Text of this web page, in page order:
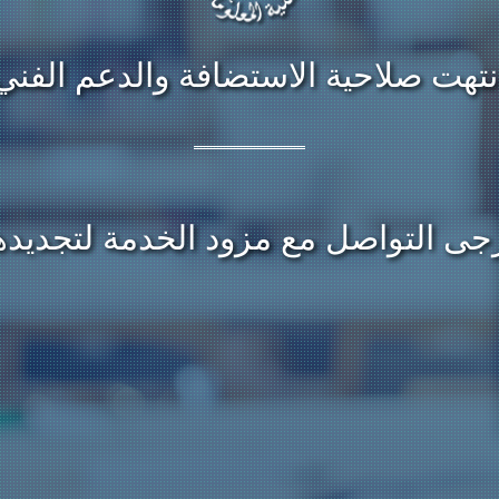
صلاحية الاستضافة والدعم
التواصل مع مزود الخدمة